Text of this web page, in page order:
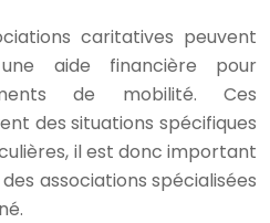
caritatives peuvent
aide financière pour
de mobilité. Ces
des situations spécifiques
il est donc important
associations spécialisées